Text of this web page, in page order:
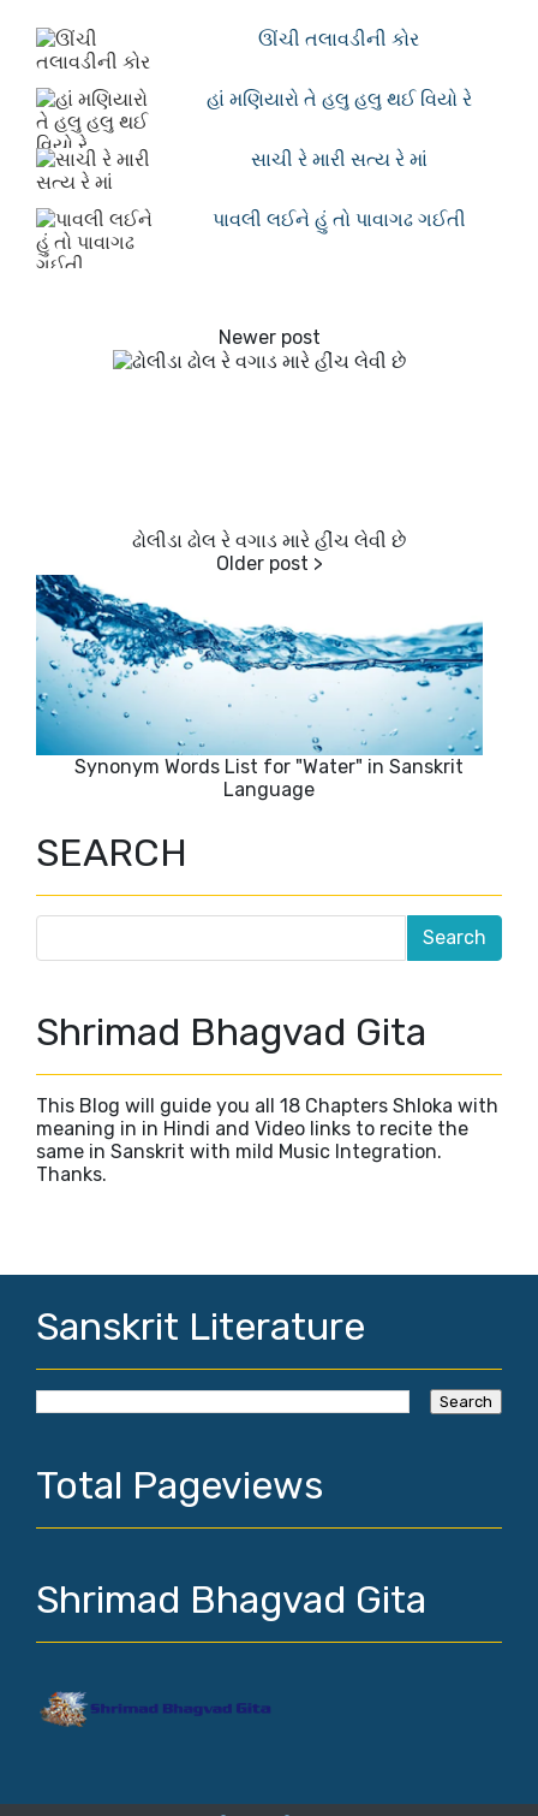
ઊંચી તલાવડીની કોર
હાં મણિયારો તે હલુ હલુ થઈ વિયો રે
સાચી રે મારી સત્ય રે માં
પાવલી લઈને હું તો પાવાગઢ ગઈતી
ઢોલીડા ઢોલ રે વગાડ મારે હીંચ લેવી છે
Synonym Words List for "Water" in Sanskrit
Language
SEARCH
Shrimad Bhagvad Gita
This Blog will guide you all 18 Chapters Shloka with
meaning in in Hindi and Video links to recite the
same in Sanskrit with mild Music Integration.
Thanks.
Sanskrit Literature
Total Pageviews
Shrimad Bhagvad Gita